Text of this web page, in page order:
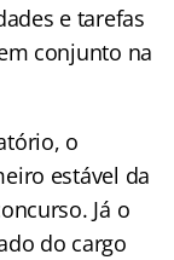
e tarefas
conjunto na
o
estável da
Já o
do cargo